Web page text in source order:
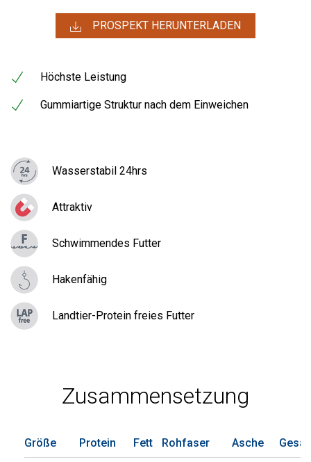
PROSPEKT HERUNTERLADEN
Höchste Leistung
Gummiartige Struktur nach dem Einweichen
Wasserstabil 24hrs
Attraktiv
Schwimmendes Futter
Hakenfähig
Landtier-Protein freies Futter
Zusammensetzung
Größe Protein Fett Rohfaser Asche